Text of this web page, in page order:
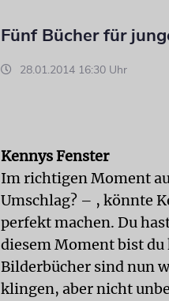
Fünf Bücher für
28.01.2014 16:30 Uhr
Kennys Fenster
Im richtigen Moment
Umschlag? – , könnte
perfekt machen. Du
diesem Moment bist du
Bilderbücher sind nun
klingen, aber nicht